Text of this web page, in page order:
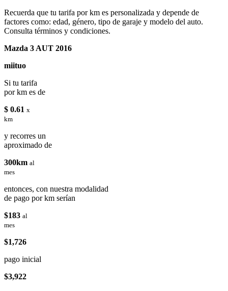
Recuerda que tu tarifa por km es personalizada y depende de
factores como: edad, género, tipo de garaje y modelo del auto.
Consulta términos y condiciones.
Mazda 3 AUT 2016
miituo
Si tu tarifa
por km es de
$ 0.61 x
km
y recorres un
aproximado de
300km al
mes
entonces, con nuestra modalidad
de pago por km serían
$183 al
mes
$1,726
pago inicial
$3,922